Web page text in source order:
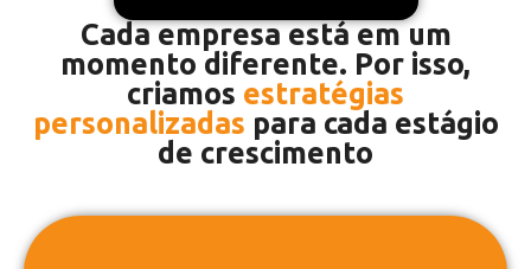
Cada empresa está em um
momento diferente. Por isso,
criamos estratégias
personalizadas para cada estágio
de crescimento